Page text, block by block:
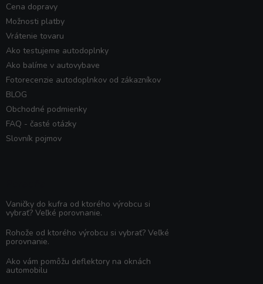
Cena dopravy
Možnosti platby
Vrátenie tovaru
Ako testujeme autodoplnky
Ako balíme v autovybave
Fotorecenzie autodoplnkov od zákazníkov
BLOG
Obchodné podmienky
FAQ - časté otázky
Slovník pojmov
Vaničky do kufra od ktorého výrobcu si
vybrať? Veľké porovnanie.
Rohože od ktorého výrobcu si vybrať? Veľké
porovnanie.
Ako vám pomôžu deflektory na oknách
automobilu